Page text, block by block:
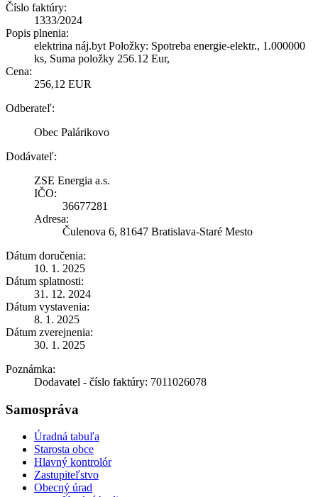
Číslo faktúry:
1333/2024
Popis plnenia:
elektrina náj.byt Položky: Spotreba energie-elektr., 1.000000
ks, Suma položky 256.12 Eur,
Cena:
256,12 EUR
Odberateľ:
Obec Palárikovo
Dodávateľ:
ZSE Energia a.s.
IČO:
36677281
Adresa:
Čulenova 6, 81647 Bratislava-Staré Mesto
Dátum doručenia:
10. 1. 2025
Dátum splatnosti:
31. 12. 2024
Dátum vystavenia:
8. 1. 2025
Dátum zverejnenia:
30. 1. 2025
Poznámka:
Dodavatel - číslo faktúry: 7011026078
Samospráva
Úradná tabuľa
Starosta obce
Hlavný kontrolór
Zastupiteľstvo
Obecný úrad